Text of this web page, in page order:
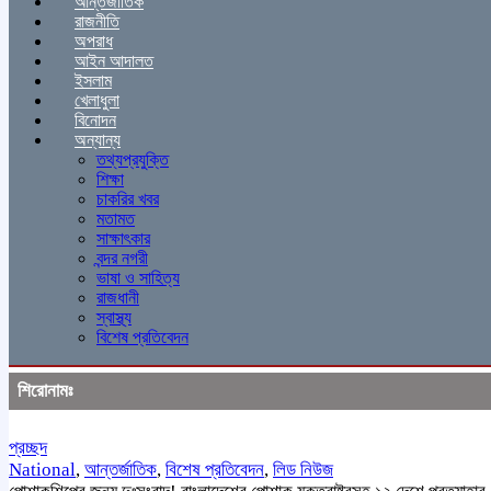
রাজনীতি
অপরাধ
আইন আদালত
ইসলাম
খেলাধুলা
বিনোদন
অন্যান্য
তথ্যপ্রযুক্তি
শিক্ষা
চাকরির খবর
মতামত
সাক্ষাৎকার
বন্দর নগরী
ভাষা ও সাহিত্য
রাজধানী
স্বাস্থ্য
বিশেষ প্রতিবেদন
শিরোনামঃ
প্রচ্ছদ
National, আন্তর্জাতিক, বিশেষ প্রতিবেদন, লিড নিউজ